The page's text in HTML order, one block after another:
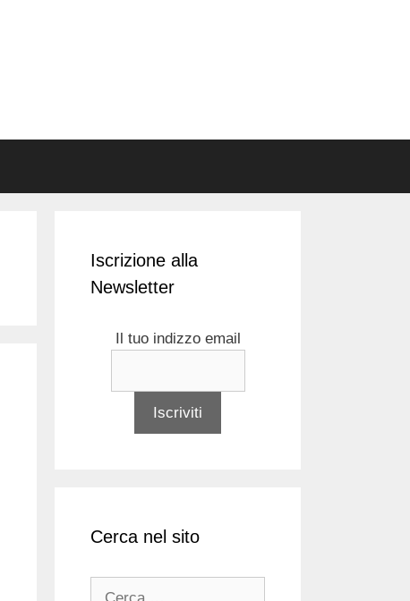
Iscrizione alla
Newsletter
Il tuo indizzo email
Cerca nel sito